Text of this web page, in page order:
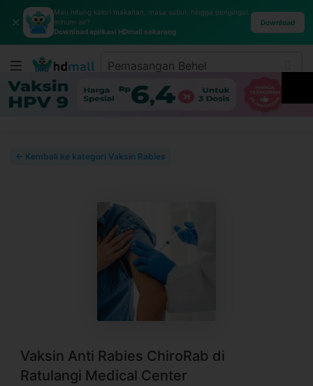
✕
Mau hitung kalori makanan, masa subur, hingga pengingat
minum air?
Download aplikasi HDmall sekarang
Download
← Kembali ke kategori Vaksin Rabies
Vaksin Anti Rabies ChiroRab di
Ratulangi Medical Center